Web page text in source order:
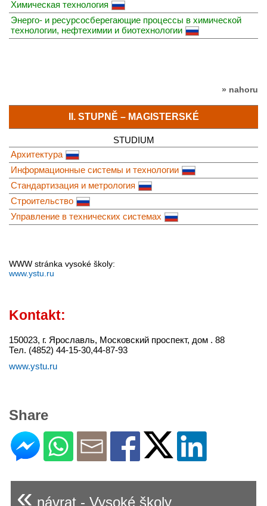
Химическая технология
Энерго- и ресурсосберегающие процессы в химической
технологии, нефтехимии и биотехнологии
» nahoru
II. STUPNĚ – MAGISTERSKÉ
STUDIUM
Архитектура
Информационные системы и технологии
Стандартизация и метрология
Строительство
Управление в технических системах
WWW stránka vysoké školy:
www.ystu.ru
Kontakt:
150023, г. Ярославль, Московский проспект, дом . 88
Тел. (4852) 44-15-30,44-87-93
www.ystu.ru
Share
« návrat - Vysoké školy